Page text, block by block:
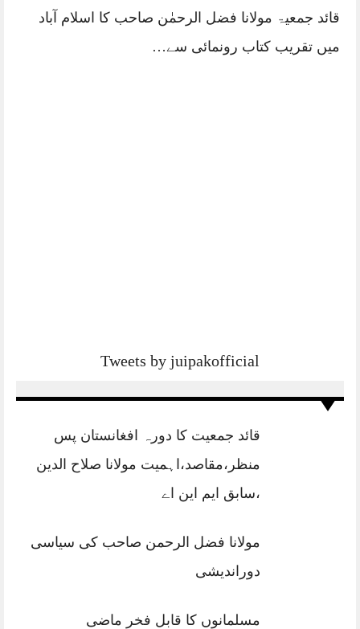
قائد جمعیۃ مولانا فضل الرحمٰن صاحب کا اسلام آباد
میں تقریب کتاب رونمائی سے…
Tweets by juipakofficial
قائد جمعیت کا دورہ افغانستان پس
منظر،مقاصد،اہمیت مولانا صلاح الدین
،سابق ایم این اے
مولانا فضل الرحمن صاحب کی سیاسی
دوراندیشی
مسلمانوں کا قابل فخر ماضی